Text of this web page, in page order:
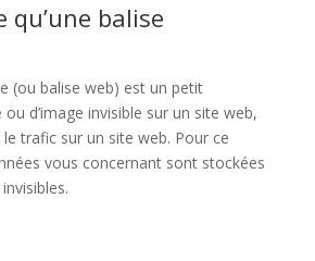
qu’une balise
(ou balise web) est un petit
d’image invisible sur un site web,
trafic sur un site web. Pour ce
vous concernant sont stockées